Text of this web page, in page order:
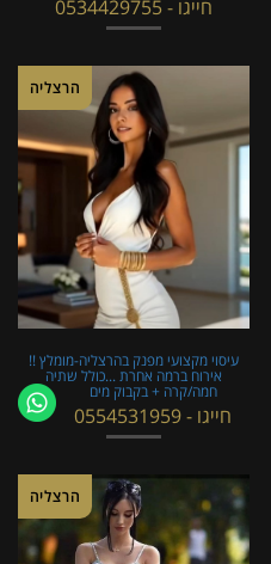
חייגו - 0534429755
הרצליה
עיסוי מקצועי מפנק בהרצליה-מומלץ !!
אירוח ברמה אחרת ...כולל שתיה
חמה/קרה + בקבוק מים
חייגו - 0554531959
הרצליה